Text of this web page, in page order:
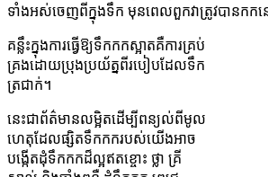
ទាំងអស់ចេញពីក្នុងទឹក មុនពេលពួកវាត្រូវបានកក
គន្លឹះក្នុងការធ្វើឱ្យទឹកកកស្អាតគឺការគ្រប់
គ្រងដោយប្រុងប្រយ័ត្នពីរបៀបដែលទឹក
ត្រជាក់។
នេះ​ជា​ព័ត៌មាន​លម្អិត​ដើម្បី​ពន្យល់​ពី​មូល
ហេតុ​ដែល​ផ្សិត​ទឹកកក​របស់​យើង​អាច​
បង្កើត​ដុំ​ទឹកកក​ដ៏​ល្អឥតខ្ចោះ ថ្លា គ្រី